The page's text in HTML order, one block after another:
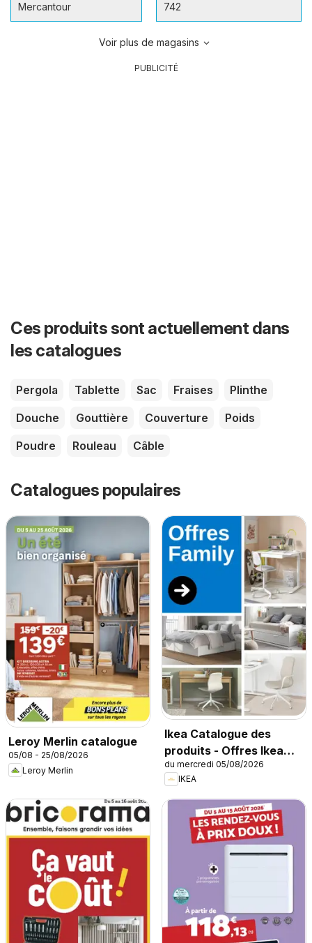
Mercantour
742
Voir plus de magasins
PUBLICITÉ
Ces produits sont actuellement dans
les catalogues
Pergola Tablette Sac Fraises
Plinthe
Douche
Gouttière Couverture
Poids
Poudre
Rouleau Câble
Catalogues populaires
Leroy Merlin catalogue
05/08 - 25/08/2026
Leroy Merlin
Ikea Catalogue des
produits - Offres Ikea
Family
du mercredi 05/08/2026
IKEA